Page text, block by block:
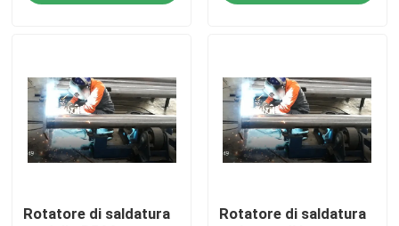
Chi Siamo
Visita alla fabbrica
Rotatore di saldatura
Rotatore di saldatura